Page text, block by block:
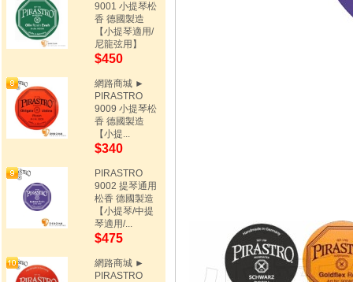
9001 小提琴松
香 德國製造
【小提琴適用/
尼龍弦用】
$450
網路商城 ►
PIRASTRO
9009 小提琴松
香 德國製造
【小提...
$340
PIRASTRO
9002 提琴通用
松香 德國製造
【小提琴/中提
琴適用/...
$475
網路商城 ►
PIRASTRO